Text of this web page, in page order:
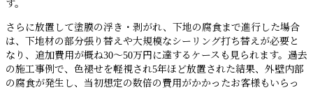
す。
さらに放置して塗膜の浮き・剥がれ、下地の腐食まで進行した場合
は、下地材の部分張り替えや大規模なシーリング打ち替えが必要と
なり、追加費用が概ね30〜50万円に達するケースも見られます。過去
の施工事例で、色褪せを軽視され5年ほど放置された結果、外壁内部
の腐食が発生し、当初想定の数倍の費用がかかったお客様もいらっ